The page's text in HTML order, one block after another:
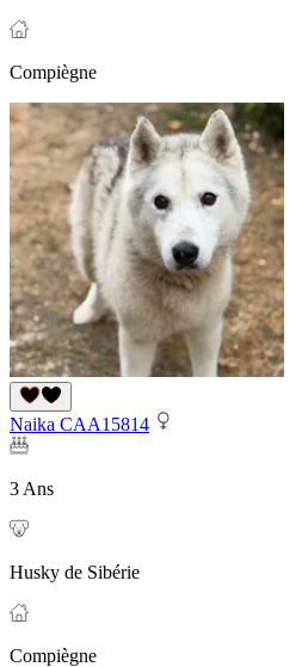
Compiègne
Naika CAA15814
3 Ans
Husky de Sibérie
Compiègne